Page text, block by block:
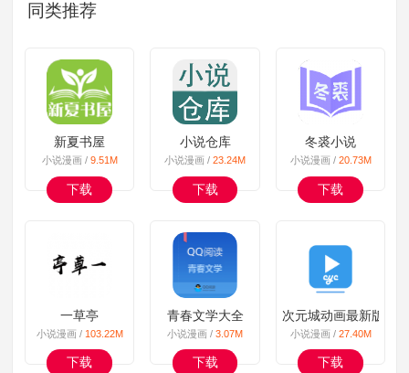
同类推荐
新夏书屋
小说漫画 / 9.51M
下载
小说仓库
小说漫画 /23.24M
下载
冬裘小说
小说漫画 / 20.73M
下载
一草亭
小说漫画 / 103.22M
下载
青春文学大全
小说漫画 /3.07M
下载
次元城动画最新版
小说漫画 / 27.40M
下载